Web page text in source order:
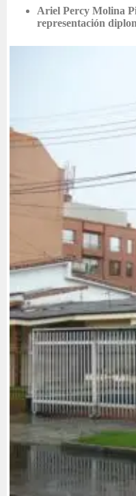
Ariel Percy Molina
representación